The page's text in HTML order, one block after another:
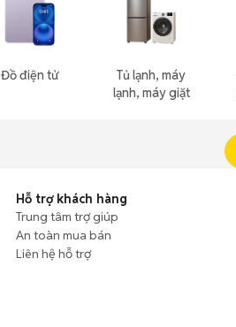
Đồ điện tử
Tủ lạnh, máy
lạnh, máy giặt
Hỗ trợ khách hàng
Trung tâm trợ giúp
An toàn mua bán
Liên hệ hỗ trợ